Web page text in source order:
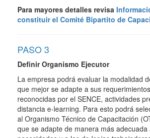
Para mayores detalles revisa
constituir el Comité Bipartito de
PASO 3
Definir Organismo Ejecutor
La empresa podrá evaluar la modalidad
que mejor se adapte a sus
reconocidas por el SENCE, actividades
distancia e-learning. Para esto podrá
al Organismo Técnico de Capacitación
que se adapte de manera más adecuada